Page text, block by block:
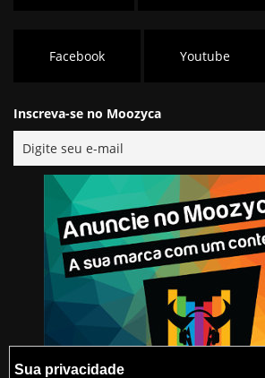
Facebook Youtube
Inscreva-se no Moozyca
Sua privacidade